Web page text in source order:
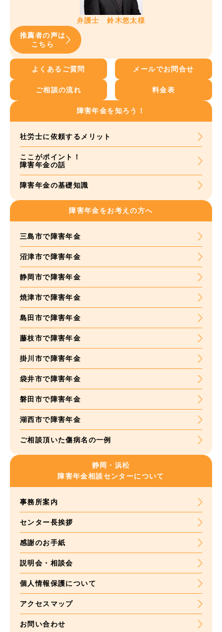
弁護士 鈴木悠太様
推薦者の声は
こちら
よくあるご質問 メールでお問合せ
ご相談の流れ 料金表
障害年金を知ろう！
社労士に依頼するメリット
ここがポイント！
障害年金の話
障害年金の基礎知識
障害年金をお考えの方へ
三島市で障害年金
沼津市で障害年金
静岡市で障害年金
焼津市で障害年金
島田市で障害年金
藤枝市で障害年金
掛川市で障害年金
袋井市で障害年金
磐田市で障害年金
湖西市で障害年金
ご相談頂いた傷病名の一例
静岡・浜松
障害年金相談センターについて
事務所案内
センター長挨拶
感謝のお手紙
説明会・相談会
個人情報保護について
アクセスマップ
お問い合わせ